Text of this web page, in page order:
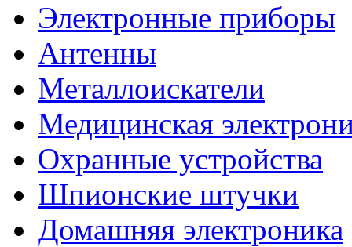
Электронные приборы
Антенны
Металлоискатели
Медицинская
Охранные устройства
Шпионские штучки
Домашняя электроника